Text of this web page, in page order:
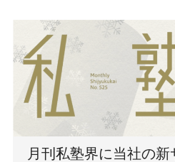
月刊私塾界に当社の新